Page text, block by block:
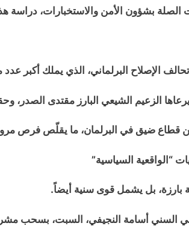
الصلة بشؤون الأمن والاستخبارات،
الإصلاح البرلماني، الذي يملك أكبر
الزعيم الشيعي البارز مقتدى الصدر،
من قطاع ضيق في البرلمان، ما يقلّص فرص
“الواقعية السياسية”
بارزة، بل يشمل قوى سنية أيضاً.
السني أسامة النجيفي، السبت، بسحب